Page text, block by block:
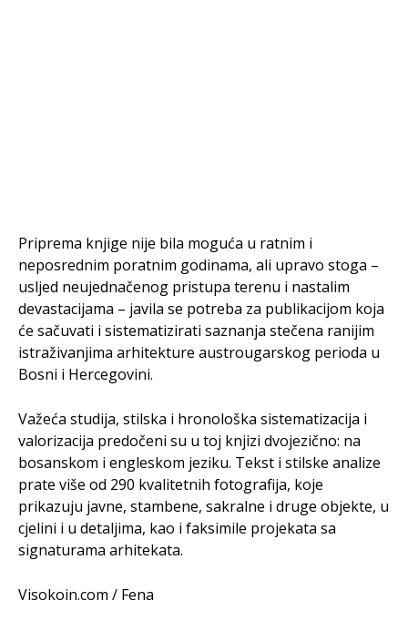
Priprema knjige nije bila moguća u ratnim i
neposrednim poratnim godinama, ali upravo stoga –
usljed neujednačenog pristupa terenu i nastalim
devastacijama – javila se potreba za publikacijom koja
će sačuvati i sistematizirati saznanja stečena ranijim
istraživanjima arhitekture austrougarskog perioda u
Bosni i Hercegovini.
Važeća studija, stilska i hronološka sistematizacija i
valorizacija predočeni su u toj knjizi dvojezično: na
bosanskom i engleskom jeziku. Tekst i stilske analize
prate više od 290 kvalitetnih fotografija, koje
prikazuju javne, stambene, sakralne i druge objekte, u
cjelini i u detaljima, kao i faksimile projekata sa
signaturama arhitekata.
Visokoin.com / Fena